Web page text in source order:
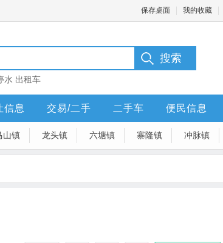
保存桌面 我的收藏
水 出租车
信息 交易/二手 二手车 便民信息
山镇 龙头镇 六塘镇 寨隆镇 冲脉镇